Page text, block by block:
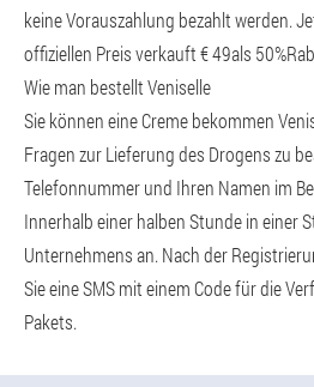
keine Vorauszahlung bezahlt werden.
offiziellen Preis verkauft € 49als
Wie man bestellt Veniselle
Sie können eine Creme bekommen
Fragen zur Lieferung des Drogens zu
Telefonnummer und Ihren Namen im
Innerhalb einer halben Stunde in einer
Unternehmens an. Nach der
Sie eine SMS mit einem Code für die
Pakets.